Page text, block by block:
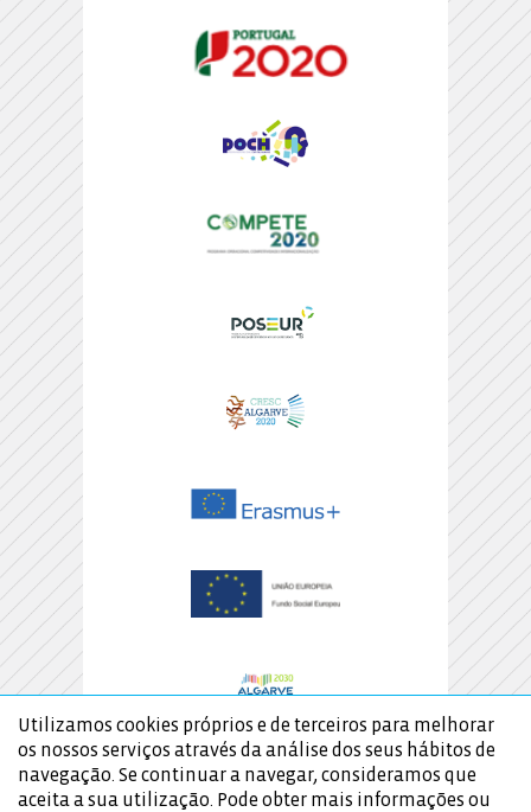
Utilizamos cookies próprios e de terceiros para melhorar
os nossos serviços através da análise dos seus hábitos de
navegação. Se continuar a navegar, consideramos que
aceita a sua utilização. Pode obter mais informações ou